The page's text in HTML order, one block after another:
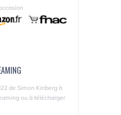
de Simon Kinberg à
ou à télécharger